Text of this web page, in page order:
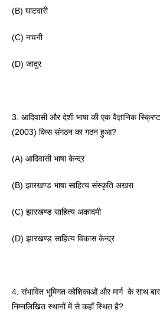
(B) घाटवारी
(C) नचनी
(D) जादुर
3. आदिवासी और देशी भाषा की एक वैज्ञानिक
(2003) किस संगठन का गठन हुआ?
(A) आदिवासी भाषा केन्द्र
(B) झारखण्ड भाषा साहित्य संस्कृति अखरा
(C) झारखण्ड साहित्य अकादमी
(D) झारखण्ड साहित्य विकास केन्द्र
4. संभावित भूमिगत कोशिकाओं और मार्ग  के साथ
निम्नलिखित स्थानों में से कहाँ स्थित है?